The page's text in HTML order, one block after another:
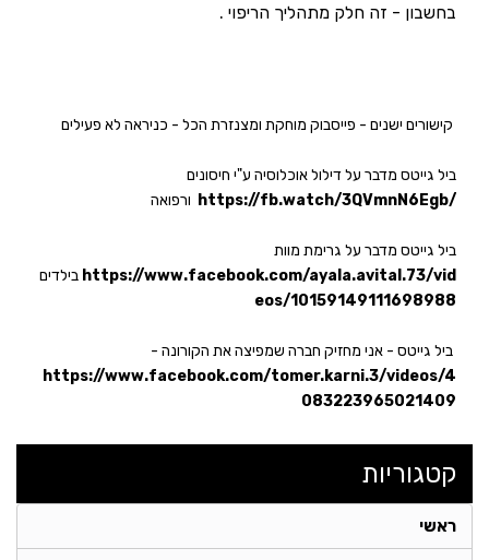
בחשבון - זה חלק מתהליך הריפוי .
ביל גייטס מדבר על דילול אוכלוסיה ע"י חיסונים
https://fb.watch/3QVmnN6Egb/
https://www.facebook.com/ayala.avital.73/vid
eos/10159149111698988
https://www.facebook.com/tomer.karni.3/videos/4
083223965021409
קטגוריות
ראשי